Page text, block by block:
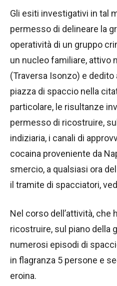
Gli esiti investigativi in tal
permesso di delineare la
operatività di un gruppo
un nucleo familiare, attivo
(Traversa Isonzo) e dedito
piazza di spaccio nella
particolare, le risultanze
permesso di ricostruire,
indiziaria, i canali di
cocaina proveniente da
smercio, a qualsiasi ora
il tramite di spacciatori,
Nel corso dell’attività, che
ricostruire, sul piano della
numerosi episodi di
in flagranza 5 persone e
eroina.